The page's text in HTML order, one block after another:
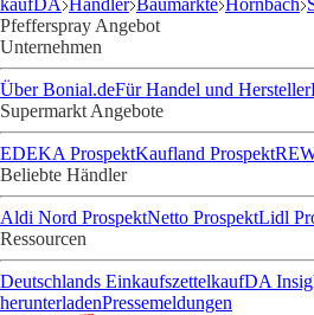
kaufDA Händler Baumärkte Hornbach
Pfefferspray Angebot
Unternehmen
Über Bonial.deFür Handel und Hersteller
Supermarkt Angebote
EDEKA ProspektKaufland Prospekt
Beliebte Händler
Aldi Nord ProspektNetto ProspektLidl
Ressourcen
Deutschlands EinkaufszettelkaufDA
herunterladenPressemeldungen